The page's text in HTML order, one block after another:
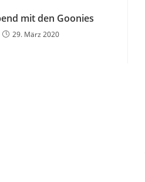
mit den Goonies
29. März 2020